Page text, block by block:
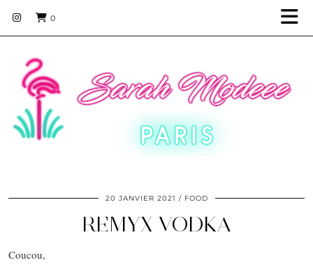
0
20 JANVIER 2021 FOOD
REMYX VODKA
Coucou,